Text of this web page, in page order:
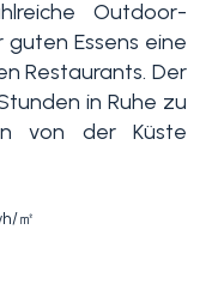
Outdoor-
Essens eine
Restaurants. Der
in Ruhe zu
von der Küste
㎡